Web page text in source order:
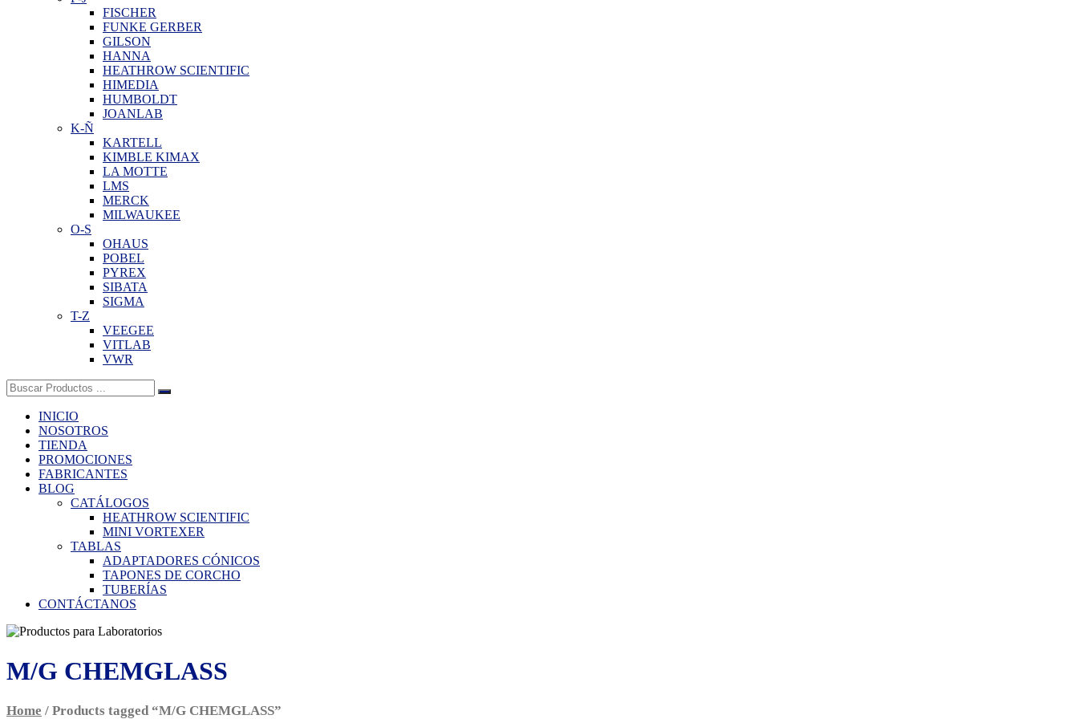
FISCHER
FUNKE GERBER
GILSON
HANNA
HEATHROW SCIENTIFIC
HIMEDIA
HUMBOLDT
JOANLAB
K-Ñ
KARTELL
KIMBLE KIMAX
LA MOTTE
LMS
MERCK
MILWAUKEE
O-S
OHAUS
POBEL
PYREX
SIBATA
SIGMA
T-Z
VEEGEE
VITLAB
VWR
Buscar:
INICIO
NOSOTROS
TIENDA
PROMOCIONES
FABRICANTES
BLOG
CATÁLOGOS
HEATHROW SCIENTIFIC
MINI VORTEXER
TABLAS
ADAPTADORES CÓNICOS
TAPONES DE CORCHO
TUBERÍAS
CONTÁCTANOS
M/G CHEMGLASS
Home / Products tagged “M/G CHEMGLASS”